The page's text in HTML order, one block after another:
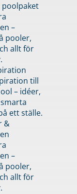
–
pooler,
allt för
till
– idéer,
ett ställe.
&
–
pooler,
allt för